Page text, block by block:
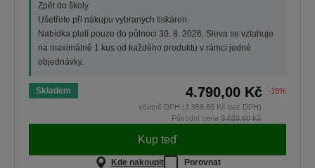
Zpět do školy
Ušetřete při nákupu vybraných tiskáren.
Nabídka platí pouze do půlnoci 30. 8. 2026. Sleva se vztahuje
na maximálně 1 kus od každého produktu v rámci jedné
objednávky.
Skladem 4.790,00 Kč
-15%
včetně DPH (3.958,68 Kč bez DPH)
Původní cena 5.623,60 Kč
Kup teď
Kde nakoupit Porovnat